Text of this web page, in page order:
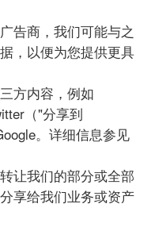
告商，我们可能与之
，以便为您提供更具
方内容，例如
（"分享到
。详细信息参见
让我们的部分或全部
享给我们业务或资产